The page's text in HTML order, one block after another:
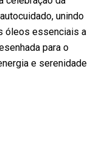
unindo
óleos essenciais a
para o
e serenidade